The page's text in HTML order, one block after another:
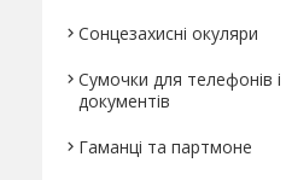
Сонцезахисні окуляри
Сумочки для телефонів і
документів
Гаманці та партмоне